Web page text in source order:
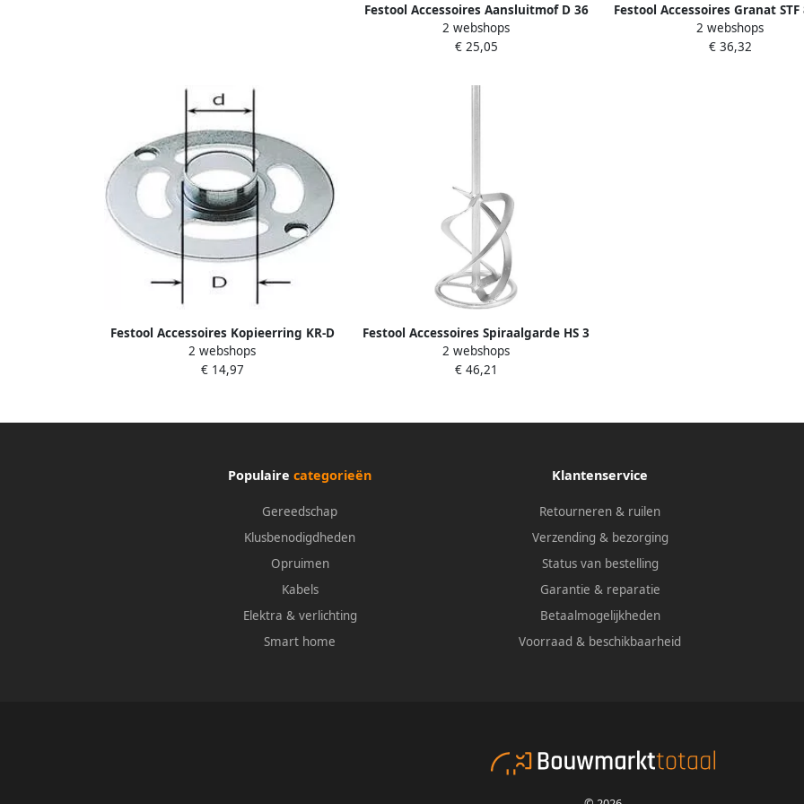
Festool Accessoires Aansluitmof D 36
DM-AS CT 500670
2 webshops
€ 25,05
Festool Accessoires Granat STF
P120 GR 100 Schuurstroken |
2 webshops
€ 36,32
Festool Accessoires Kopieerring KR-D
24 OF 900 486031
2 webshops
€ 14,97
Festool Accessoires Spiraalgarde HS 3
120x600 R M14 767887
2 webshops
€ 46,21
Populaire categorieën
Gereedschap
Klusbenodigdheden
Opruimen
Kabels
Elektra & verlichting
Smart home
Klantenservice
Retourneren & ruilen
Verzending & bezorging
Status van bestelling
Garantie & reparatie
Betaalmogelijkheden
Voorraad & beschikbaarheid